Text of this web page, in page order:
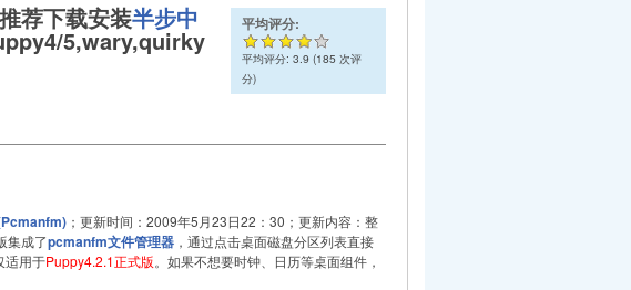
平均评分:
平均评分:3.9 (185 次评
分)
荐下载安装半步中
5,wary,quirky
；更新时间：2009年5月23日22：30；更新内容：整
集成了pcmanfm文件管理器，通过点击桌面磁盘分区列表直接
适用于Puppy4.2.1正式版。如果不想要时钟、日历等桌面组件，